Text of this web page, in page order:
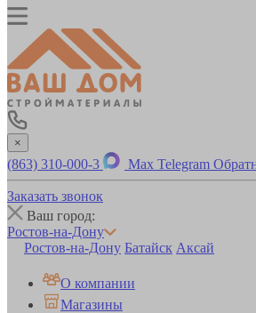
×
(863) 310-000-3 Max Telegram
Заказать звонок
Ваш город:
Ростов-на-Дону
Ростов-на-Дону Батайск Аксай
О компании
Магазины